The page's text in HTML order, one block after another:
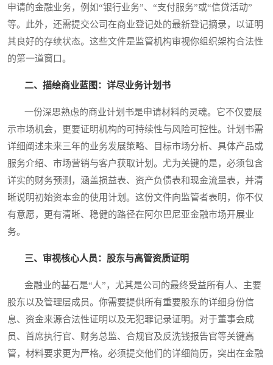
申请的金融业务，例如“银行业务”、“支付服务”或“信贷活动”
等。此外，还需提交公司在商业登记处的最新登记摘录，以证明
其良好的存续状态。这些文件是监管机构审视你组织架构合法性
的第一道窗口。
二、描绘商业蓝图：详尽业务计划书
一份深思熟虑的商业计划书是申请材料的灵魂。它不仅要展
示市场机会，更要证明机构的可持续性与风险可控性。计划书需
详细阐述未来三年的业务发展策略、目标市场分析、具体产品或
服务介绍、市场营销与客户获取计划。尤为关键的是，必须包含
详实的财务预测，涵盖损益表、资产负债表和现金流量表，并清
晰说明初始资本金的使用计划。这份文件向监管者表明，你不仅
有意愿，更有清晰、稳健的路径在阿尔巴尼亚金融市场开展业
务。
三、审视核心人员：股东与高管资质证明
金融业的基石是“人”，尤其是公司的最终受益所有人、主要
股东以及管理层成员。你需要提供所有重要股东的详细身份信
息、资金来源合法性证明以及无犯罪记录证明。对于董事会成
员、首席执行官、财务总监、合规官及反洗钱报告官等关键高
管，材料要求更为严格。必须提交他们的详细简历，突出在金融